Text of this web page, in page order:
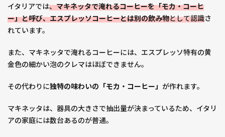
ータ
イム
イタリアでは、マキネッタで淹れるコーヒーを「モカ・コーヒ
ー」と呼び、エスプレッソコーヒーとは別の飲み物として認識さ
れています。
また、マキネッタで淹れるコーヒーには、エスプレッソ特有の黄
金色の細かい泡のクレマはほぼできません。
その代わりに独特の味わいの「モカ・コーヒー」 が作れます。
マキネッタは、器具の大きさで抽出量が決まっているため、イタリ
アの家庭には数台あるのが普通。